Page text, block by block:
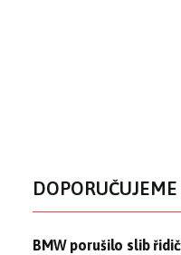
DOPORUČUJEME
BMW porušilo slib
BMW porušilo slib